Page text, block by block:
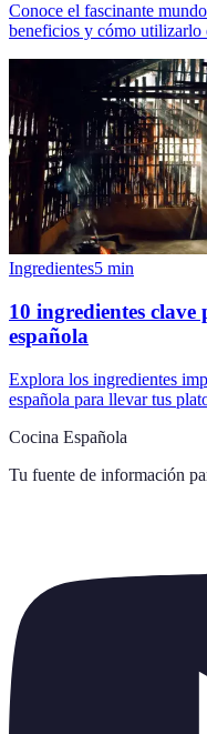
Conoce el fascinante
beneficios y cómo utilizarlo
Ingredientes5 min
10 ingredientes
española
Explora los ingredientes
española para llevar tus
Cocina Española
Tu fuente de información